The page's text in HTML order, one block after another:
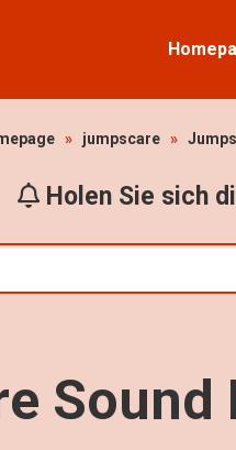
» jumpscare »
Holen Sie sich
Sound